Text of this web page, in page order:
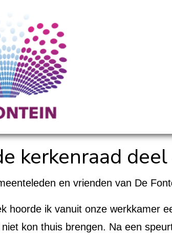
kerkenraad
en vrienden van De
hoorde ik vanuit onze werkkamer
kon thuis brengen. Na een